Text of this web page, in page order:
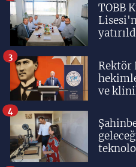
TOBB
Rektör
ve
3
4